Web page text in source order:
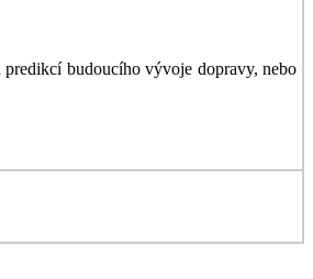
budoucího vývoje dopravy, nebo